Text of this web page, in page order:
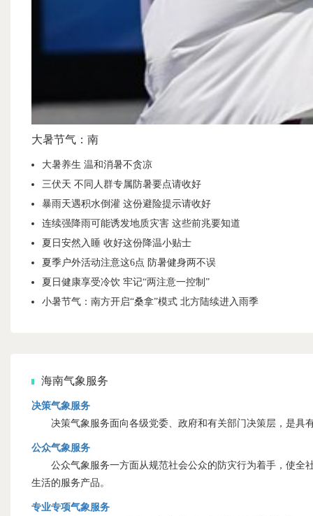
大暑节气：南
大暑养生 温和消暑不贪凉
三伏天 不同人群专属防暑要点请收好
暴雨天遇积水倒灌 这份避险提示请收好
连续强降雨可能诱发地质灾害 这些前兆要知道
夏日安然入睡 收好这份降温小贴士
夏季户外活动注意这6点 防暑健身两不误
夏日健康享受冷饮 牢记“两注意一控制”
小暑节气：南方开启“桑拿”模式 北方陆续进入雨季
海南气象服务
决策气象服务
决策气象服务面向各级党委、政府和有关部门决策层，是具
公众气象服务
公众气象服务一方面从规范社会公众的防灾行为着手，使全
生活的服务产品。
专业专项气象服务